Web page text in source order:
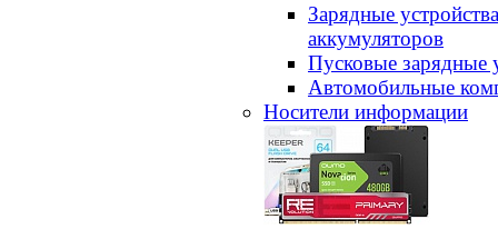
Зарядные
аккумуляторов
Пусковые зарядные
Автомобильные
Носители информации